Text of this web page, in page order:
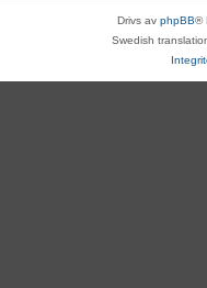
Drivs av phpBB®
Swedish